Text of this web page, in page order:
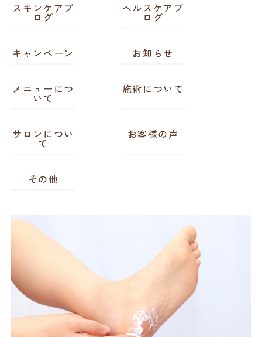
スキンケアブ
ログ
ヘルスケアブ
ログ
キャンペーン お知らせ
メニューにつ
いて
施術について
サロンについ
て
お客様の声
その他